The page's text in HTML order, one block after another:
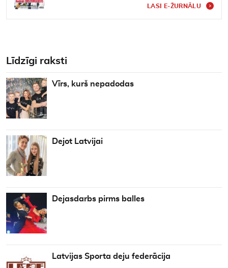
LASI E-ŽURNĀLU
Līdzīgi raksti
Vīrs, kurš nepadodas
Dejot Latvijai
Dejasdarbs pirms balles
Latvijas Sporta deju federācija